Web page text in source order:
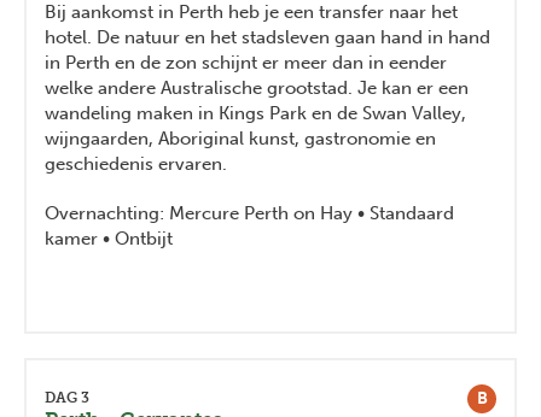
Bij aankomst in Perth heb je een transfer naar het
hotel. De natuur en het stadsleven gaan hand in hand
in Perth en de zon schijnt er meer dan in eender
welke andere Australische grootstad. Je kan er een
wandeling maken in Kings Park en de Swan Valley,
wijngaarden, Aboriginal kunst, gastronomie en
geschiedenis ervaren.
Overnachting: Mercure Perth on Hay • Standaard
kamer • Ontbijt
B
DAG 3